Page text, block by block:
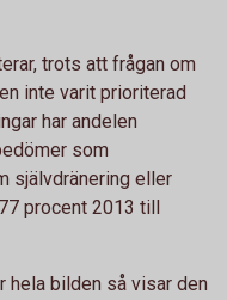
trots att frågan om
inte varit prioriterad
har andelen
som
självdränering eller
procent 2013 till
hela bilden så visar den